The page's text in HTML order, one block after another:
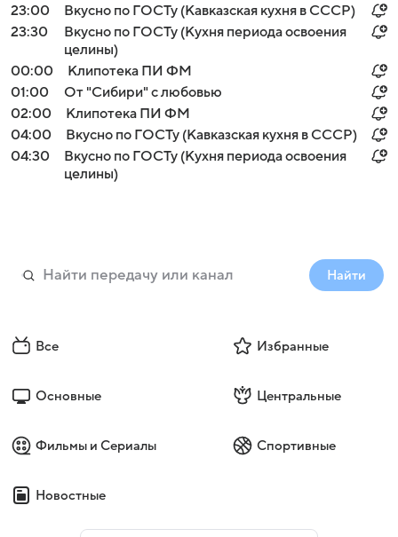
23:00
Вкусно по ГОСТу (Кавказская кухня в СССР)
23:30
Вкусно по ГОСТу (Кухня периода освоения
целины)
00:00
Клипотека ПИ ФМ
01:00
От "Сибири" с любовью
02:00
Клипотека ПИ ФМ
04:00
Вкусно по ГОСТу (Кавказская кухня в СССР)
04:30
Вкусно по ГОСТу (Кухня периода освоения
целины)
Найти
Все Избранные
Основные Центральные
Фильмы и Сериалы Спортивные
Новостные